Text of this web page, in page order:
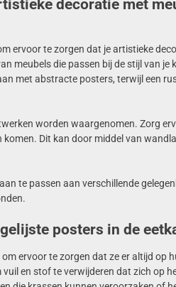
decoratie met
ervoor te zorgen dat je artistieke
meubels die passen bij de stijl van je
met abstracte posters, terwijl een
worden waargenomen. Zorg
Dit kan door middel van
te passen aan verschillende
posters in de
ervoor te zorgen dat ze er altijd op
en stof te verwijderen dat zich op